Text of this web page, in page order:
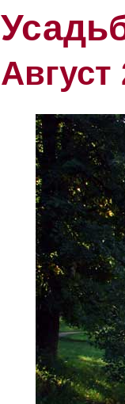
Август